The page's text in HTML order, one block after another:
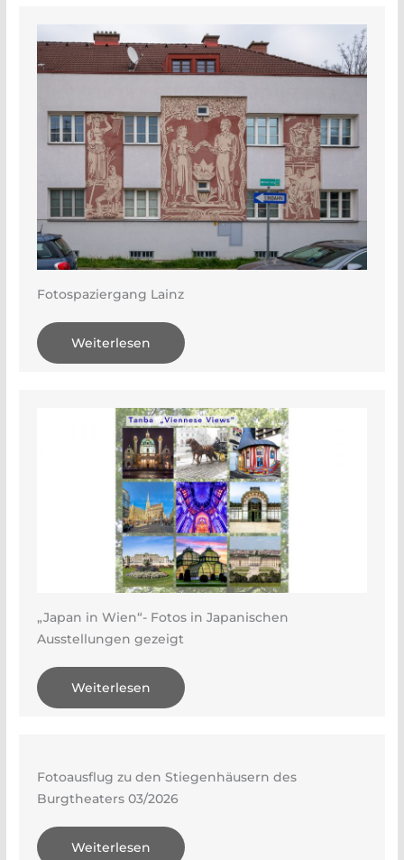
Fotospaziergang Lainz
Weiterlesen
„Japan in Wien“- Fotos in Japanischen
Ausstellungen gezeigt
Weiterlesen
Fotoausflug zu den Stiegenhäusern des
Burgtheaters 03/2026
Weiterlesen